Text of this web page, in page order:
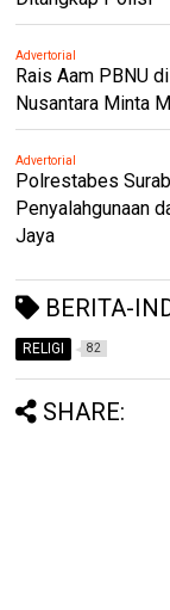
Advertorial
Rais Aam PBNU
Nusantara Minta
Advertorial
Polrestabes
Penyalahgunaan
Jaya
BERITA-
RELIGI 82
SHARE: